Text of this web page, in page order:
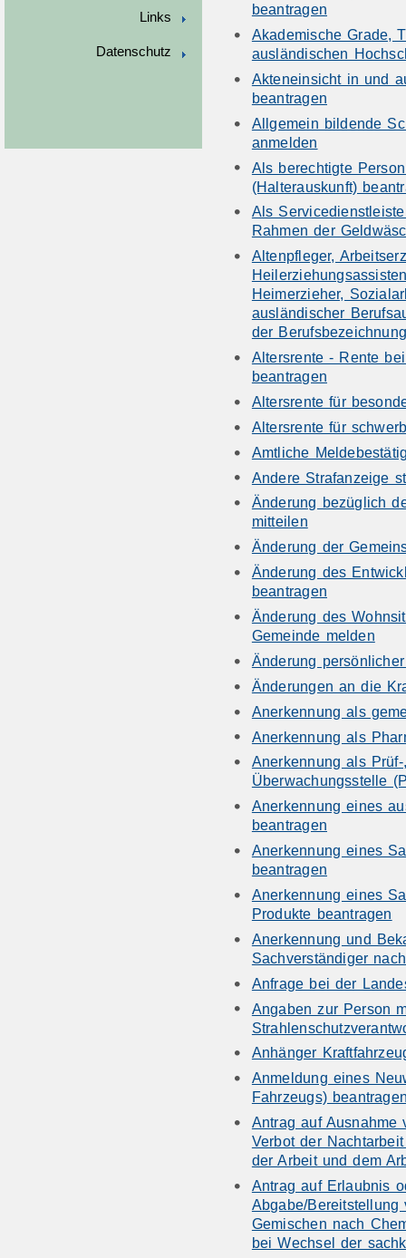
Links
Datenschutz
beantragen
Akademische Grade,
ausländischen
Akteneinsicht in und
beantragen
Allgemein bildende
anmelden
Als berechtigte
(Halterauskunft)
Als
Rahmen der
Altenpfleger,
Heimerzieher,
ausländischer
der
Altersrente - Rente
beantragen
Altersrente für
Altersrente für
Amtliche
Andere Strafanzeige
Änderung bezüglich
mitteilen
Änderung der
Änderung des
beantragen
Änderung des
Gemeinde melden
Änderung
Änderungen an die
Anerkennung als
Anerkennung als
Anerkennung als
Überwachungsstelle
Anerkennung eines
beantragen
Anerkennung eines
beantragen
Anerkennung eines
Produkte beantragen
Anerkennung und
Sachverständiger
Anfrage bei der
Angaben zur Person
Anhänger
Anmeldung eines
Fahrzeugs)
Antrag auf Ausnahme
Verbot der
der Arbeit und dem
Antrag auf Erlaubnis
Abgabe/
Gemischen nach
bei Wechsel der